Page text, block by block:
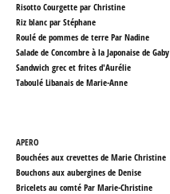
Risotto Courgette par Christine
Riz blanc par Stéphane
Roulé de pommes de terre Par Nadine
Salade de Concombre à la Japonaise de Gaby
Sandwich grec et frites d'Aurélie
Taboulé Libanais de Marie-Anne
APERO
Bouchées aux crevettes de Marie Christine
Bouchons aux aubergines de Denise
Bricelets au comté Par Marie-Christine